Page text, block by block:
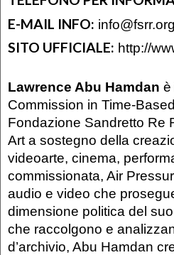
E-MAIL INFO: info@fsrr.org
SITO UFFICIALE: http://
Lawrence Abu Hamdan è
Commission in Time-
Fondazione Sandretto Re
Art a sostegno della
videoarte, cinema,
commissionata, Air
audio e video che
dimensione politica del
che raccolgono e
d’archivio, Abu Hamdan